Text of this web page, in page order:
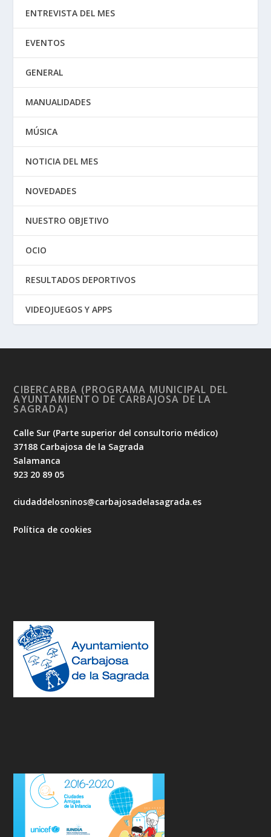
ENTREVISTA DEL MES
EVENTOS
GENERAL
MANUALIDADES
MÚSICA
NOTICIA DEL MES
NOVEDADES
NUESTRO OBJETIVO
OCIO
RESULTADOS DEPORTIVOS
VIDEOJUEGOS Y APPS
CIBERCARBA (PROGRAMA MUNICIPAL DEL
AYUNTAMIENTO DE CARBAJOSA DE LA
SAGRADA)
Calle Sur (Parte superior del consultorio médico)
37188 Carbajosa de la Sagrada
Salamanca
923 20 89 05
ciudaddelosninos@carbajosadelasagrada.es
Política de cookies